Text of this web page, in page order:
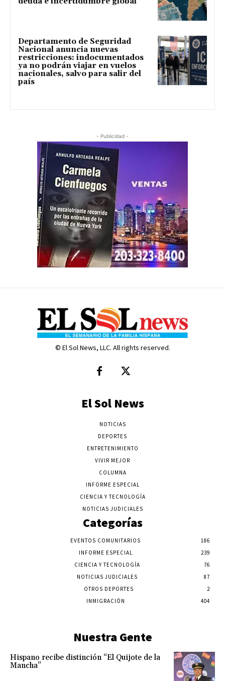
Departamento de Seguridad
Nacional anuncia nuevas
restricciones: indocumentados
ya no podrán viajar en vuelos
nacionales, salvo para salir del
país
- Publicidad -
© El Sol News, LLC. All rights reserved.
El Sol News
NOTICIAS
DEPORTES
ENTRETENIMIENTO
VIVIR MEJOR
COLUMNA
INFORME ESPECIAL
CIENCIA Y TECNOLOGÍA
NOTICIAS JUDICIALES
Categorías
EVENTOS COMUNITARIOS
186
INFORME ESPECIAL
239
CIENCIA Y TECNOLOGÍA
76
NOTICIAS JUDICIALES
87
OTROS DEPORTES
2
INMIGRACIÓN
404
Nuestra Gente
Hispano recibe distinción “El Quijote de la
Mancha”